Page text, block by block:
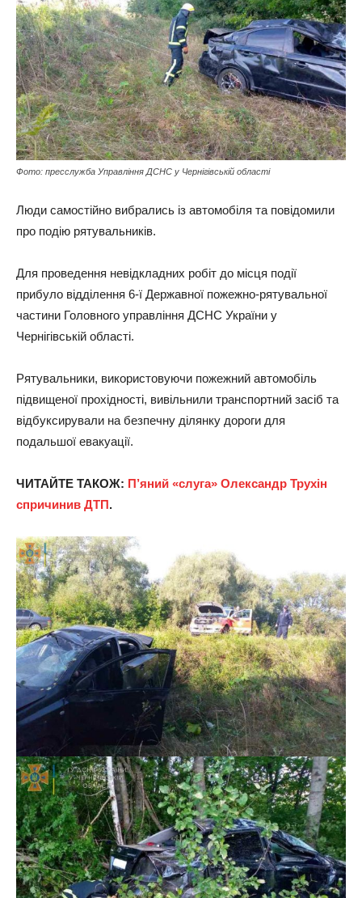
Фото: пресслужба Управління ДСНС у Чернігівській області
Люди самостійно вибрались із автомобіля та повідомили
про подію рятувальників.
Для проведення невідкладних робіт до місця події
прибуло відділення 6-ї Державної пожежно-рятувальної
частини Головного управління ДСНС України у
Чернігівській області.
Рятувальники, використовуючи пожежний автомобіль
підвищеної прохідності, вивільнили транспортний засіб та
відбуксирували на безпечну ділянку дороги для
подальшої евакуації.
ЧИТАЙТЕ ТАКОЖ: П’яний «слуга» Олександр Трухін
спричинив ДТП.